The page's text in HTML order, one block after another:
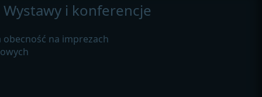
Wystawy i konferencje
obecność na imprezach